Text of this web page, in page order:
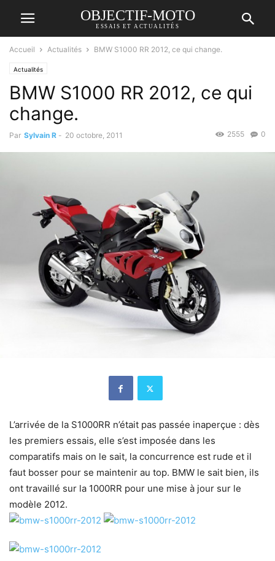
OBJECTIF-MOTO
ESSAIS ET ACTUALITÉS
Accueil Actualités BMW S1000 RR 2012, ce qui change.
Actualités
BMW S1000 RR 2012, ce qui
change.
Par Sylvain R - 20 octobre, 2011 0
2555
L’arrivée de la S1000RR n’était pas passée inaperçue : dès
les premiers essais, elle s’est imposée dans les
comparatifs mais on le sait, la concurrence est rude et il
faut bosser pour se maintenir au top. BMW le sait bien, ils
ont travaillé sur la 1000RR pour une mise à jour sur le
modèle 2012.